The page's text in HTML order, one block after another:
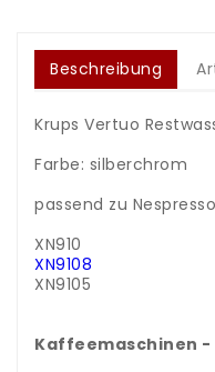
Beschreibung
Krups Vertuo
Farbe: silberchrom
passend zu
XN910
XN9108
XN9105
Kaffeemaschinen